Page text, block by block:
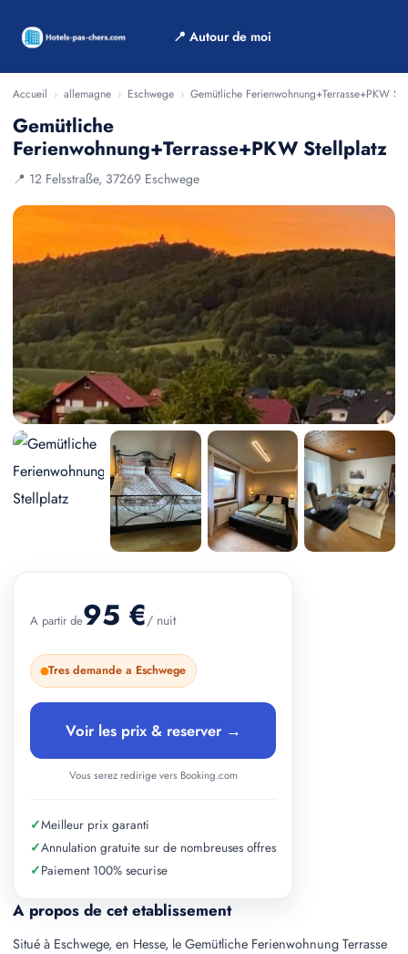
📍 Autour de moi
Accueil › allemagne › Eschwege › Gemütliche Ferienwohnung+Terrasse+PKW
Gemütliche
Ferienwohnung+Terrasse+PKW Stellplatz
📍 12 Felsstraße, 37269 Eschwege
A propos de cet etablissement
Situé à Eschwege, en Hesse, le Gemütliche Ferienwohnung Terrasse
A partir de95 €/ nuit
Tres demande a Eschwege
Voir les prix & reserver →
Vous serez redirige vers Booking.com
✓Meilleur prix garanti
✓Annulation gratuite sur de nombreuses offres
✓Paiement 100% securise